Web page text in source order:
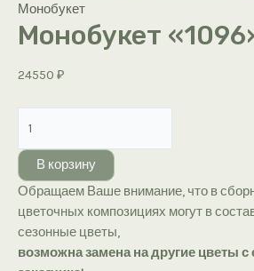
Монобукет
Монобукет
24550 ₽
товара
Монобукет
«1096»
В корзину
Обращаем Ваше внимание, что в
цветочных композициях могут в
сезонные цветы,
возможна замена на другие цветы с